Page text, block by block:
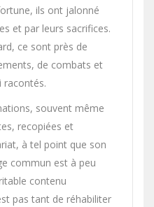
ils ont jalonné
et par leurs sacrifices.
ce sont près de
de combats et
racontés.
souvent même
recopiées et
à tel point que son
commun est à peu
contenu
pas tant de réhabiliter